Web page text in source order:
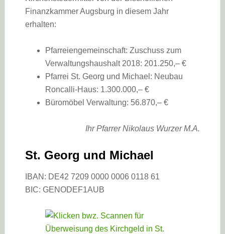
Finanzkammer Augsburg in diesem Jahr
erhalten:
Pfarreiengemeinschaft: Zuschuss zum
Verwaltungshaushalt 2018: 201.250,– €
Pfarrei St. Georg und Michael: Neubau
Roncalli-Haus: 1.300.000,– €
Büromöbel Verwaltung: 56.870,– €
Ihr Pfarrer Nikolaus Wurzer M.A.
St. Georg und Michael
IBAN: DE42 7209 0000 0006 0118 61
BIC: GENODEF1AUB